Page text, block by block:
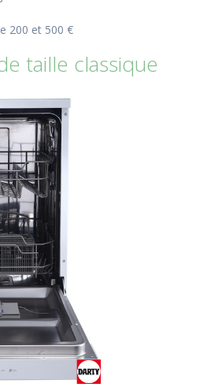
200 et 500 €
taille classique